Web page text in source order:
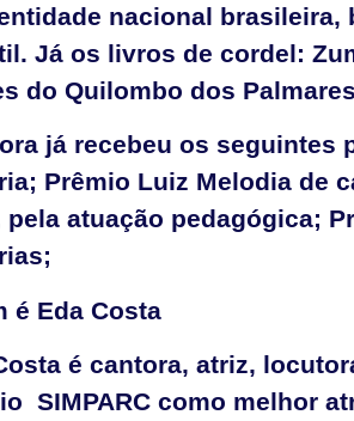
nacional brasileira,
Já os livros de cordel:
do Quilombo dos
já recebeu os seguintes
Prêmio Luiz Melodia de
pela atuação pedagógica;
é Eda Costa
é cantora, atriz,
SIMPARC como melhor